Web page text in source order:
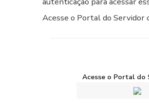
Acesse o Portal do Servidor
Acesse o Portal do